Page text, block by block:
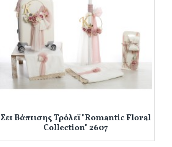
Σετ Βάπτισης Τρόλεϊ "Romantic Floral
Collection" 2607